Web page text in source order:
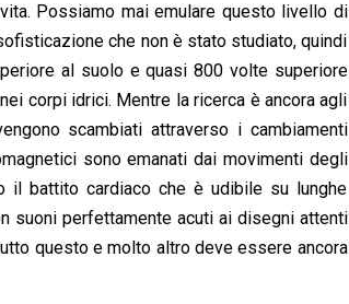
Possiamo mai emulare questo livello di
che non è stato studiato, quindi
al suolo e quasi 800 volte superiore
corpi idrici. Mentre la ricerca è ancora agli
scambiati attraverso i cambiamenti
sono emanati dai movimenti degli
il battito cardiaco che è udibile su lunghe
suoni perfettamente acuti ai disegni attenti
questo e molto altro deve essere ancora